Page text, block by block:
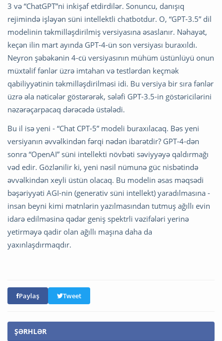
3 və “ChatGPT”ni inkişaf etdirdilər. Sonuncu, danışıq
rejimində işləyən süni intellektli chatbotdur. O, “GPT-3.5” dil
modelinin təkmilləşdirilmiş versiyasına əsaslanır. Nəhayət,
keçən ilin mart ayında GPT-4-ün son versiyası buraxıldı.
Neyron şəbəkənin 4-cü versiyasının mühüm üstünlüyü onun
müxtəlif fənlər üzrə imtahan və testlərdən keçmək
qabiliyyətinin təkmilləşdirilməsi idi. Bu versiya bir sıra fənlər
üzrə əla nəticələr göstərərək, sələfi GPT-3.5-in göstəricilərini
nəzərəçarpacaq dərəcədə üstələdi.
Bu il isə yeni - “Chat CPT-5” modeli buraxılacaq. Bəs yeni
versiyanın əvvəlkindən fərqi nədən ibarətdir? GPT-4-dən
sonra “OpenAI” süni intellekti növbəti səviyyəyə qaldırmağı
vəd edir. Gözlənilir ki, yeni nəsil nümunə güc nisbətində
əvvəlkindən xeyli üstün olacaq. Bu modelin əsas məqsədi
bəşəriyyəti AGI-nin (generativ süni intellekt) yaradılmasına -
insan beyni kimi mətnlərin yazılmasından tutmuş ağıllı evin
idarə edilməsinə qədər geniş spektrli vəzifələri yerinə
yetirməyə qadir olan ağıllı maşına daha da
yaxınlaşdırmaqdır.
Paylaş Tweet
ŞƏRHLƏR